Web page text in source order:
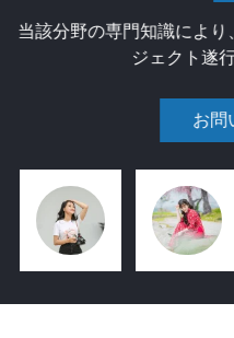
当該分野の専門知識によ
ジェクト遂
お問